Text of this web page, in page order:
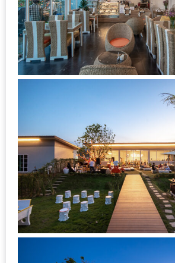
ที่
2
เทศกาล
เบียร์
ที่
โลก
กับ
โรง
แรม
ฮอ
ลิ
เดย์
อินน์